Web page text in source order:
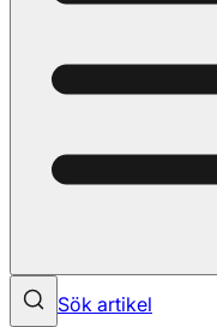
Sök artikel